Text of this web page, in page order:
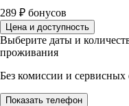
289 ₽ бонусов
Цена и доступность
Выберите даты и
проживания
Без комиссии и сервисных
Показать телефон